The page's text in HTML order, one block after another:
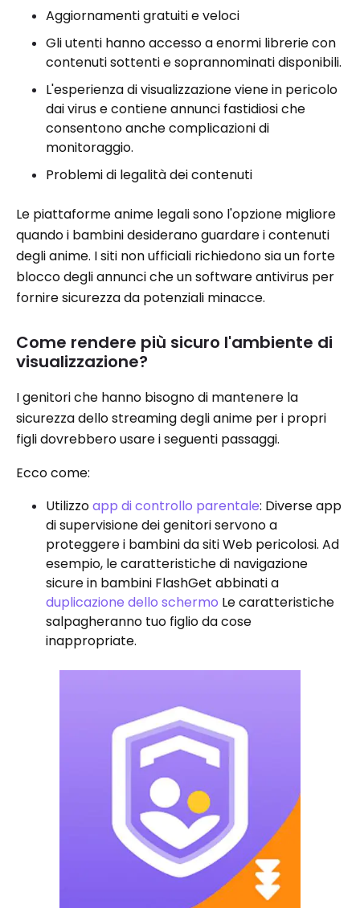
Aggiornamenti gratuiti e veloci
Gli utenti hanno accesso a enormi librerie con
contenuti sottenti e soprannominati disponibili.
L'esperienza di visualizzazione viene in pericolo
dai virus e contiene annunci fastidiosi che
consentono anche complicazioni di
monitoraggio.
Problemi di legalità dei contenuti
Le piattaforme anime legali sono l'opzione migliore
quando i bambini desiderano guardare i contenuti
degli anime. I siti non ufficiali richiedono sia un forte
blocco degli annunci che un software antivirus per
fornire sicurezza da potenziali minacce.
Come rendere più sicuro l'ambiente di
visualizzazione?
I genitori che hanno bisogno di mantenere la
sicurezza dello streaming degli anime per i propri
figli dovrebbero usare i seguenti passaggi.
Ecco come:
Utilizzoapp di controllo parentale: Diverse app
di supervisione dei genitori servono a
proteggere i bambini da siti Web pericolosi. Ad
esempio, le caratteristiche di navigazione
sicure in bambini FlashGet abbinati a
duplicazione dello schermo Le caratteristiche
salpagheranno tuo figlio da cose
inappropriate.